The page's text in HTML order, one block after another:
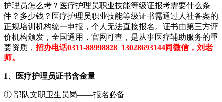
护理员怎么考？医疗护理员职业技能等级证报考需要什么条
件？多少钱？医疗护理员职业技能等级证书需通过人社备案的
正规培训机构统一申报，个人无法直接报名。证书由第三方评
价机构颁发，全国通用，官网可查，是从事医疗辅助服务的重
要资质， 招办电话0311-88998828 13028693144同微信，刘老
师。
1、医疗护理员证书含金量
① 部队文职卫生员岗——报名必备